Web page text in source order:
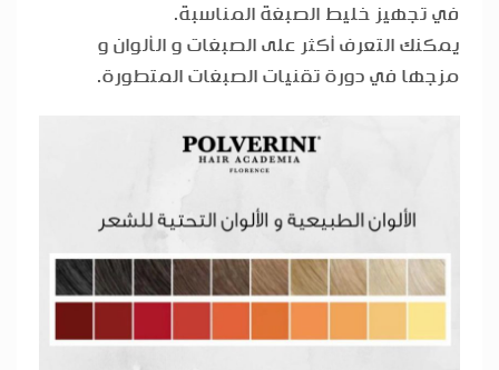
في تجهيز خليط الصبغة المناسبة.
يمكنك التعرف أكثر على الصبغات و الألوان و
مزجها في دورة تقنيات الصبغات المتطورة.